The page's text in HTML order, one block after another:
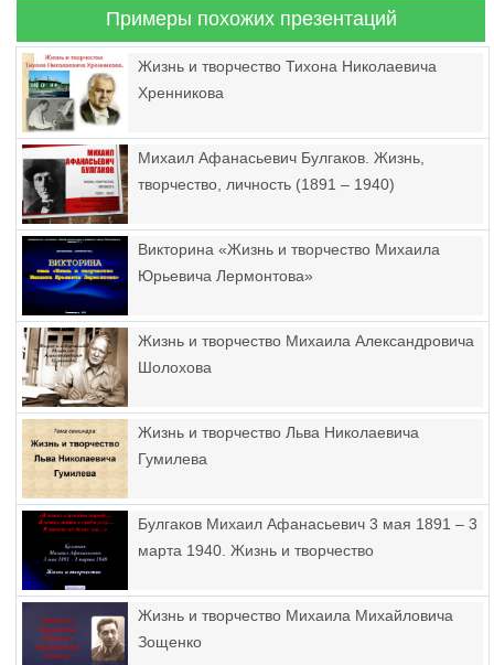
Примеры похожих презентаций
Жизнь и творчество Тихона Николаевича
Хренникова
Михаил Афанасьевич Булгаков. Жизнь,
творчество, личность (1891 – 1940)
Викторина «Жизнь и творчество Михаила
Юрьевича Лермонтова»
Жизнь и творчество Михаила Александровича
Шолохова
Жизнь и творчество Льва Николаевича
Гумилева
Булгаков Михаил Афанасьевич 3 мая 1891 – 3
марта 1940. Жизнь и творчество
Жизнь и творчество Михаила Михайловича
Зощенко